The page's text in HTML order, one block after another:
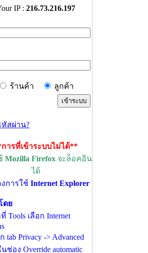
IP : 216.73.216.197
ร้านค้า
ลูกค้า
สผ่าน?
ารที่เข้าระบบไม่ได้**
Mozilla Firefoxจะล็อคอิน
ได้
การใช้ Internet Explorer
ดย
Tools เลือก Internet
tab Privacy -> Advanced
ช่อง Override automatic